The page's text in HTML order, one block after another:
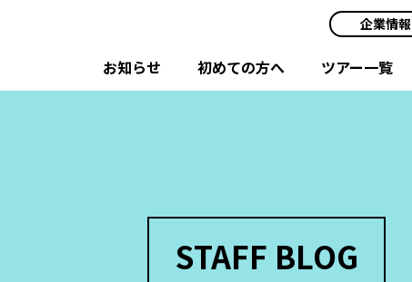
企業情報
お知らせ 初めての方へ ツアー一覧
STAFF BLOG